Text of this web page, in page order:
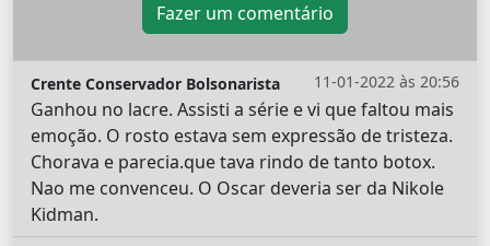
Fazer um comentário
11-01-2022 às 20:56
Crente Conservador Bolsonarista
Ganhou no lacre. Assisti a série e vi que faltou mais
emoção. O rosto estava sem expressão de tristeza.
Chorava e parecia.que tava rindo de tanto botox.
Nao me convenceu. O Oscar deveria ser da Nikole
Kidman.